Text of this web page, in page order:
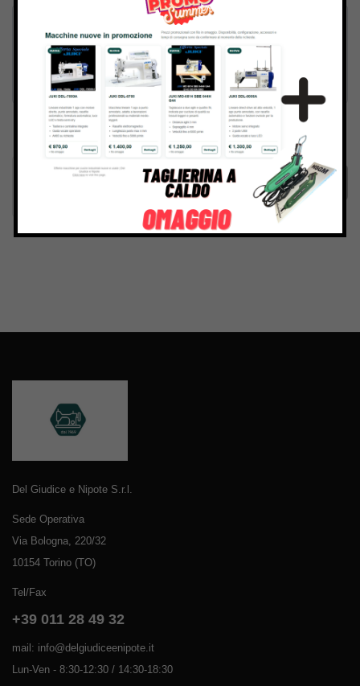
Inviando il messaggio confermo di aver letto e accettato
Termini e condizionidel sito web
Invia
Del Giudice e Nipote S.r.l.
Sede Operativa
Via Bologna, 220/32
10154 Torino (TO)
Tel/Fax
+39 011 28 49 32
mail: info@delgiudiceenipote.it
Lun-Ven - 8:30-12:30 / 14:30-18:30